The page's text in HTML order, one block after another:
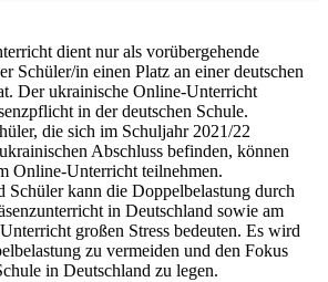
dient nur als vorübergehende
Schüler/in einen Platz an einer deutschen
Der ukrainische Online-Unterricht
in der deutschen Schule.
die sich im Schuljahr 2021/22
Abschluss befinden, können
Online-Unterricht teilnehmen.
Schüler kann die Doppelbelastung durch
in Deutschland sowie am
großen Stress bedeuten. Es wird
zu vermeiden und den Fokus
in Deutschland zu legen.